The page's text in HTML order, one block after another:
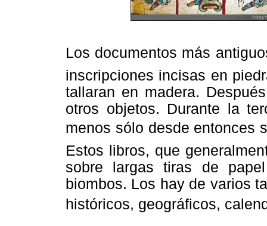
Los documentos más
inscripciones incisas en
tallaran en madera.
otros objetos. Durante la
menos sólo desde entonces
Estos libros, que
sobre largas tiras de
biombos. Los hay de varios
históricos, geográficos,